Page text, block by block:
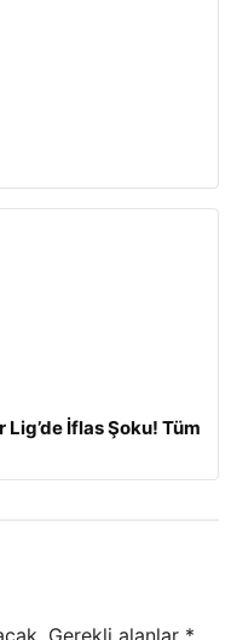
İflas Şoku! Tüm